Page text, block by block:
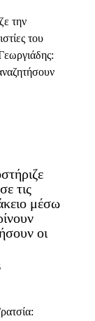
τις
μέσω
οι